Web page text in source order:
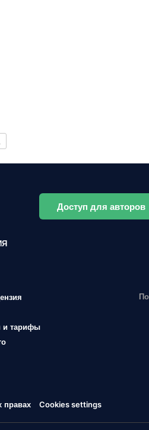
Доступ для авторов
и тарифы
правах Cookies settings